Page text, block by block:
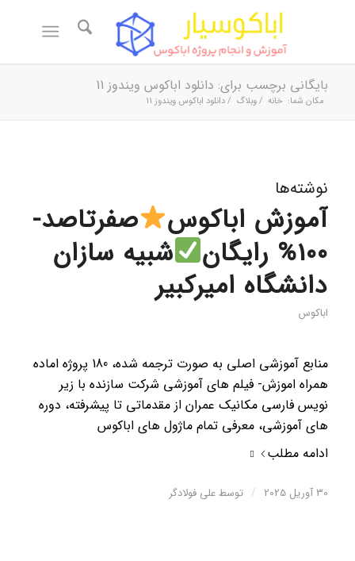
بایگانی برچسب برای: دانلود اباکوس ویندوز 11
مکان شما: خانه / وبلاگ / دانلود اباکوس ویندوز 11
نوشته‌ها
آموزش اباکوس
صفرتاصد-
100% رایگان
شبیه سازان
دانشگاه امیرکبیر
اباکوس
منابع آموزشی اصلی به صورت ترجمه شده، 180 پروژه اماده
همراه اموزش- فیلم های آموزشی شرکت سازنده با زیر
نویس فارسی مکانیک عمران از مقدماتی تا پیشرفته، دوره
های آموزشی، معرفی تمام ماژول های اباکوس
ادامه مطلب
30 آوریل 2025 / توسطعلی فولادگر